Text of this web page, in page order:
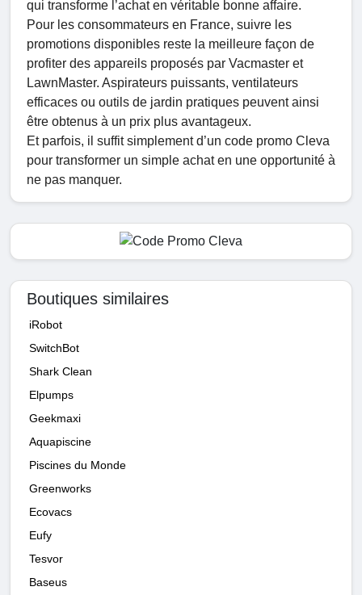
qui transforme l’achat en véritable bonne affaire.
Pour les consommateurs en France, suivre les
promotions disponibles reste la meilleure façon de
profiter des appareils proposés par Vacmaster et
LawnMaster. Aspirateurs puissants, ventilateurs
efficaces ou outils de jardin pratiques peuvent ainsi
être obtenus à un prix plus avantageux.
Et parfois, il suffit simplement d’un code promo Cleva
pour transformer un simple achat en une opportunité à
ne pas manquer.
Boutiques similaires
iRobot
SwitchBot
Shark Clean
Elpumps
Geekmaxi
Aquapiscine
Piscines du Monde
Greenworks
Ecovacs
Eufy
Tesvor
Baseus